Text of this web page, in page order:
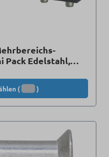
Edelstahl,
( )